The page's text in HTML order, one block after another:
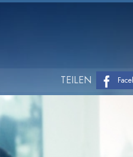
TEILEN